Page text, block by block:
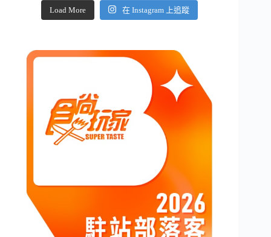
Load More 在 Instagram 上追蹤